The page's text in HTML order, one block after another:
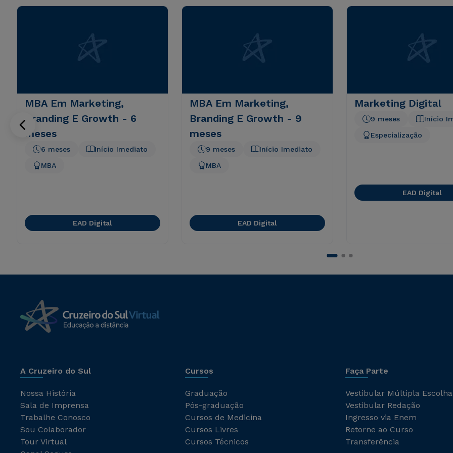
MBA Em Marketing,
Branding E Growth - 6
meses
Início Imediato
6 meses
MBA
EAD Digital
MBA Em Marketing,
Branding E Growth - 9
meses
Início Imediato
9 meses
MBA
EAD Digital
Marketing Digital
Início
9 meses
Especialização
EAD Digital
A Cruzeiro do Sul
Nossa História
Sala de Imprensa
Trabalhe Conosco
Sou Colaborador
Tour Virtual
Cursos
Graduação
Pós-graduação
Cursos de Medicina
Cursos Livres
Cursos Técnicos
Faça Parte
Vestibular Múltipla Escolha
Vestibular Redação
Ingresso via Enem
Retorne ao Curso
Transferência